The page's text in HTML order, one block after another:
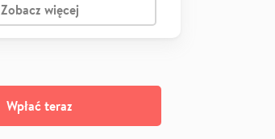
Zobacz więcej
Wpłać teraz